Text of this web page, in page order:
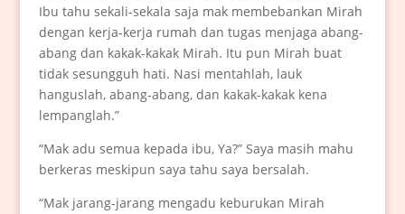
Ibu tahu sekali-sekala saja mak membebankan Mirah
dengan kerja-kerja rumah dan tugas menjaga abang-
abang dan kakak-kakak Mirah. Itu pun Mirah buat
tidak sesungguh hati. Nasi mentahlah, lauk
hanguslah, abang-abang, dan kakak-kakak kena
lempanglah.”
“Mak adu semua kepada ibu, Ya?” Saya masih mahu
berkeras meskipun saya tahu saya bersalah.
“Mak jarang-jarang mengadu keburukan Mirah